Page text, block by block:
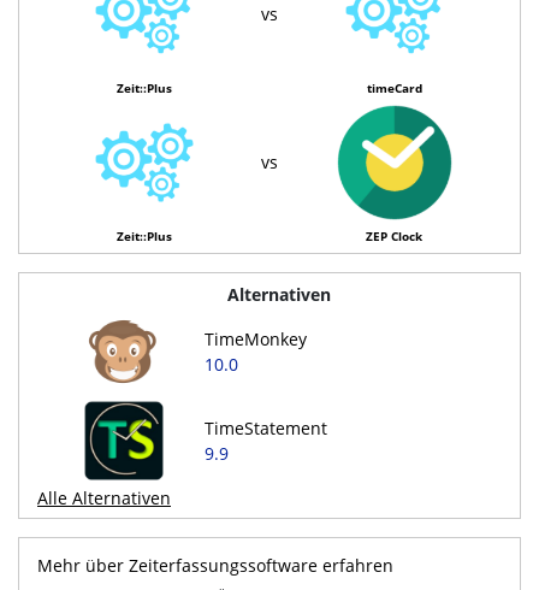
vs
Zeit::Plus timeCard
vs
Zeit::Plus ZEP Clock
Alternativen
TimeMonkey
10.0
TimeStatement
9.9
Alle Alternativen
Mehr über Zeiterfassungssoftware erfahren